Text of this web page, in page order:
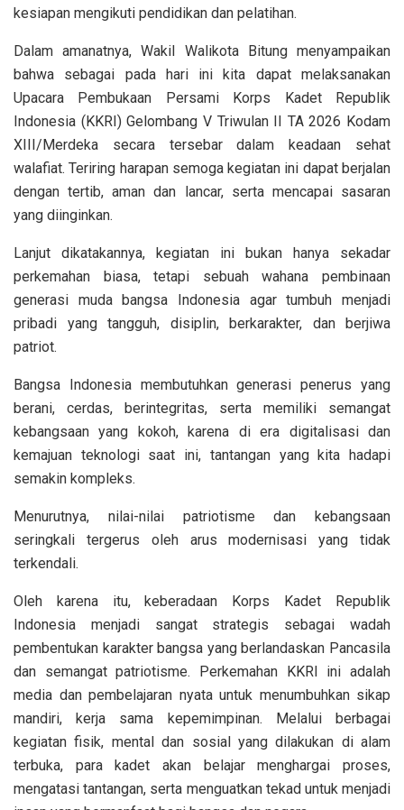
kesiapan mengikuti pendidikan dan pelatihan.
Dalam amanatnya, Wakil Walikota Bitung menyampaikan
bahwa sebagai pada hari ini kita dapat melaksanakan
Upacara Pembukaan Persami Korps Kadet Republik
Indonesia (KKRI) Gelombang V Triwulan II TA 2026 Kodam
XIII/Merdeka secara tersebar dalam keadaan sehat
walafiat. Teriring harapan semoga kegiatan ini dapat berjalan
dengan tertib, aman dan lancar, serta mencapai sasaran
yang diinginkan.
Lanjut dikatakannya, kegiatan ini bukan hanya sekadar
perkemahan biasa, tetapi sebuah wahana pembinaan
generasi muda bangsa Indonesia agar tumbuh menjadi
pribadi yang tangguh, disiplin, berkarakter, dan berjiwa
patriot.
Bangsa Indonesia membutuhkan generasi penerus yang
berani, cerdas, berintegritas, serta memiliki semangat
kebangsaan yang kokoh, karena di era digitalisasi dan
kemajuan teknologi saat ini, tantangan yang kita hadapi
semakin kompleks.
Menurutnya, nilai-nilai patriotisme dan kebangsaan
seringkali tergerus oleh arus modernisasi yang tidak
terkendali.
Oleh karena itu, keberadaan Korps Kadet Republik
Indonesia menjadi sangat strategis sebagai wadah
pembentukan karakter bangsa yang berlandaskan Pancasila
dan semangat patriotisme. Perkemahan KKRI ini adalah
media dan pembelajaran nyata untuk menumbuhkan sikap
mandiri, kerja sama kepemimpinan. Melalui berbagai
kegiatan fisik, mental dan sosial yang dilakukan di alam
terbuka, para kadet akan belajar menghargai proses,
mengatasi tantangan, serta menguatkan tekad untuk menjadi